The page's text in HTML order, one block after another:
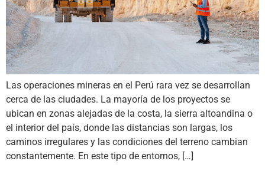
Las operaciones mineras en el Perú rara vez se desarrollan
cerca de las ciudades. La mayoría de los proyectos se
ubican en zonas alejadas de la costa, la sierra altoandina o
el interior del país, donde las distancias son largas, los
caminos irregulares y las condiciones del terreno cambian
constantemente. En este tipo de entornos, […]